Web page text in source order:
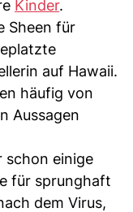
Kinder.
Sheen für
auf Hawaii.
häufig von
Aussagen
schon einige
für sprunghaft
dem Virus,